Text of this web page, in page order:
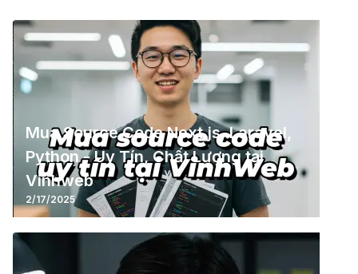
Mua Source Code Next.js, Laravel,
Python - Uy Tín, Chất Lượng tại
Vinhweb
2/17/2025